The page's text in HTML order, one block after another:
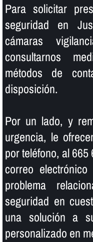
Para solicitar
seguridad en
cámaras
consultarnos
métodos de
disposición.
Por un lado, y
urgencia, le
por teléfono, al
correo
problema
seguridad en
una solución a
personalizado en